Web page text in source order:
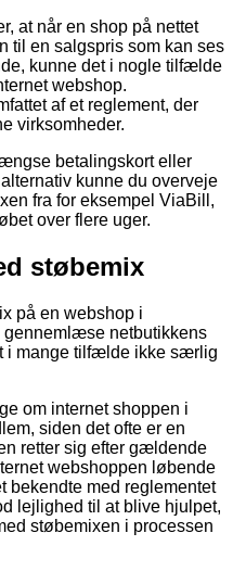
at når en shop på nettet
til en salgspris som kan ses
kunne det i nogle tilfælde
webshop.
af et reglement, der
virksomheder.
betalingskort eller
kunne du overveje
fra for eksempel ViaBill,
over flere uger.
støbemix
på en webshop i
gennemlæse netbutikkens
i mange tilfælde ikke særlig
om internet shoppen i
siden det ofte er en
retter sig efter gældende
webshoppen løbende
bekendte med reglementet
lejlighed til at blive hjulpet,
støbemixen i processen